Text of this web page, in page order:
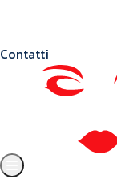
Contatti